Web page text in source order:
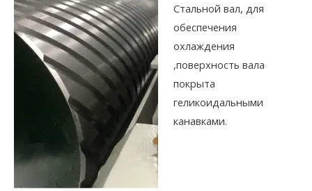
Стальной вал, для
обеспечения
охлаждения
,поверхность вала
покрыта
геликоидальными
канавками.